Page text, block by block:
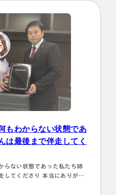
いします！」としか言えない
もわからない状態であ
は最後まで伴走してく
らない状態であった私たち姉
してくださり 本当にありがた